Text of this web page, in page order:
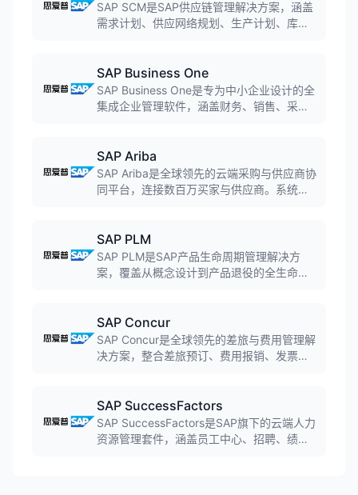
SAP SCM是SAP供应链管理解决方案，涵盖
需求计划、供应网络规划、生产计划、库存
优化供应链运营、降低库存成本、提升客户
服务水平，实现端到端供应链协同。
SAP Business One
SAP Business One是专为中小企业设计的全
集成企业管理软件，涵盖财务、销售、采
署，帮助中小企业实现业务流程自动化和标
准化，提升运营效率。
SAP Ariba
SAP Ariba是全球领先的云端采购与供应商协
同平台，连接数百万买家与供应商。系统涵
同，帮助企业优化采购支出、提升供应链效
率、降低采购风险。
SAP PLM
SAP PLM是SAP产品生命周期管理解决方
案，覆盖从概念设计到产品退役的全生命周
品创新、降低研发成本、确保合规性。与
SAP ERP深度集成，实现研发与制造无缝协
同。
SAP Concur
SAP Concur是全球领先的差旅与费用管理解
决方案，整合差旅预订、费用报销、发票处
升员工体验。移动应用支持随时随地提交和
审批，服务超过150个国家。
SAP SuccessFactors
SAP SuccessFactors是SAP旗下的云端人力
资源管理套件，涵盖员工中心、招聘、绩